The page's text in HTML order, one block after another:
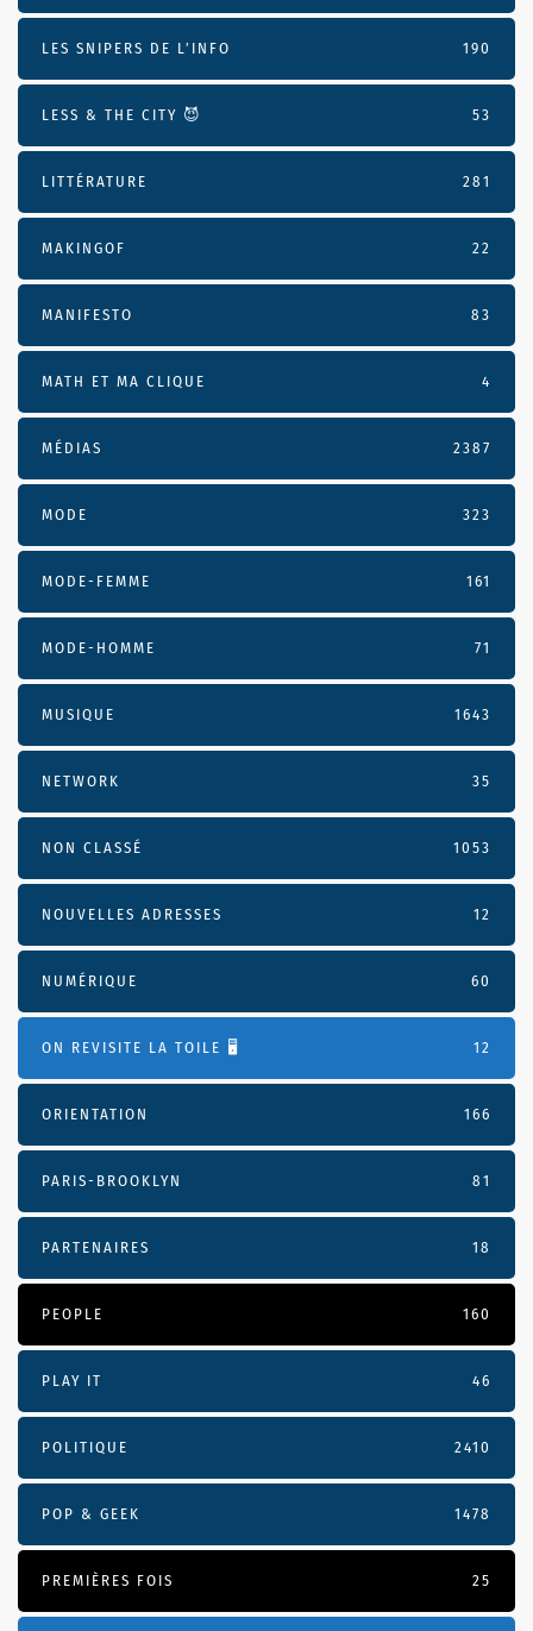
LES SNIPERS DE L’INFO 190
LESS & THE CITY 😈 53
LITTÉRATURE 281
MAKINGOF 22
MANIFESTO 83
MATH ET MA CLIQUE 4
MÉDIAS 2387
MODE 323
MODE-FEMME 161
MODE-HOMME 71
MUSIQUE 1643
NETWORK 35
NON CLASSÉ 1053
NOUVELLES ADRESSES 12
NUMÉRIQUE 60
ON REVISITE LA TOILE 🖥️ 12
ORIENTATION 166
PARIS-BROOKLYN 81
PARTENAIRES 18
PEOPLE 160
PLAY IT 46
POLITIQUE 2410
POP & GEEK 1478
PREMIÈRES FOIS 25